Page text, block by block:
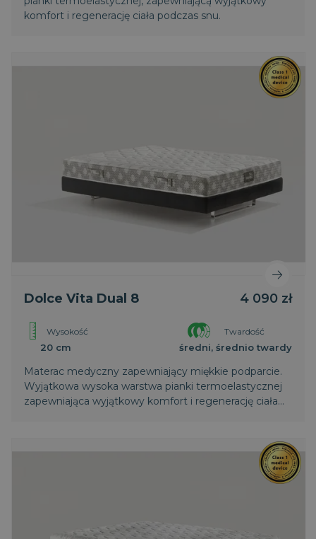
Dolce Vita Dual 8 4 090 zł
Wysokość
20 cm
Twardość
średni, średnio twardy
Materac medyczny zapewniający miękkie podparcie.
Wyjątkowa wysoka warstwa pianki termoelastycznej
zapewniająca wyjątkowy komfort i regenerację ciała